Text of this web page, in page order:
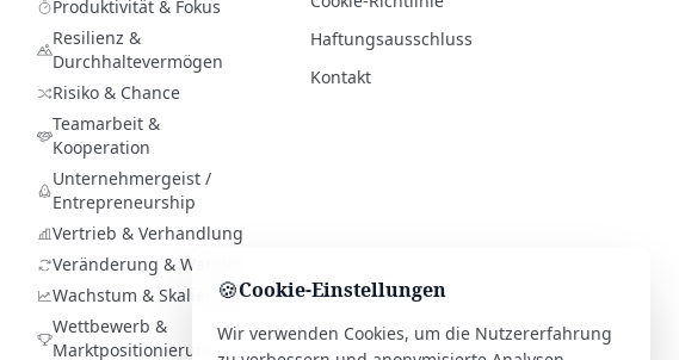
Produktivität & Fokus
Resilienz &
Durchhaltevermögen
Risiko & Chance
Teamarbeit &
Kooperation
Unternehmergeist /
Entrepreneurship
Vertrieb & Verhandlung
Veränderung & Wandel
Wachstum & Skalierung
Wettbewerb &
Marktpositionierung
Haftungsausschluss
Kontakt
🍪Cookie-Einstellungen
Wir verwenden Cookies, um die Nutzererfahrung